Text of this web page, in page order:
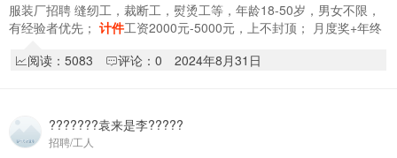
服装厂招聘 缝纫工，裁断工，熨烫工等，年龄18-50岁，男女不限，
有经验者优先； 计件工资2000元-5000元，上不封顶； 月度奖+年终
阅读：5083
评论：0 2024年8月31日
???????袁来是李?????
招聘/工人